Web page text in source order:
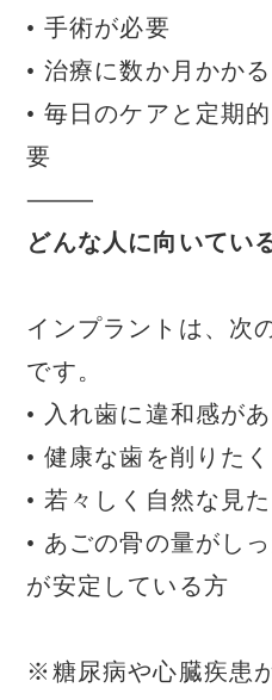
• 手術が必要
• 治療に数か月かかる
• 毎日のケアと定期
要
⸻
どんな人に向いてい
インプラントは、次
です。
• 入れ歯に違和感が
• 健康な歯を削りた
• 若々しく自然な見
• あごの骨の量がし
が安定している方
※糖尿病や心臓疾患